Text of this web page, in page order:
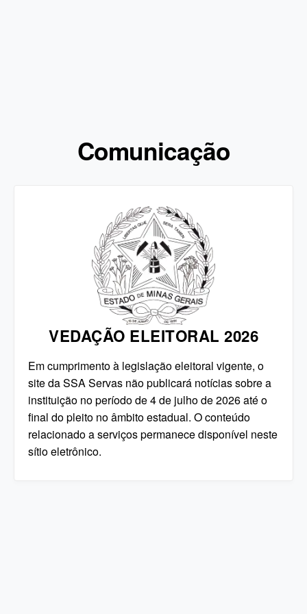
Comunicação
VEDAÇÃO ELEITORAL 2026
Em cumprimento à legislação eleitoral vigente, o
site da SSA Servas não publicará notícias sobre a
instituição no período de 4 de julho de 2026 até o
final do pleito no âmbito estadual. O conteúdo
relacionado a serviços permanece disponível neste
sítio eletrônico.